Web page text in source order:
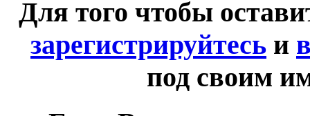
Для того чтобы
зарегистрируйтесь и
под своим